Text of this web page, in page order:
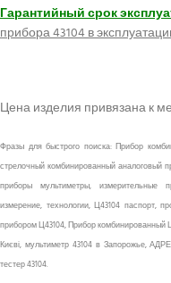
Гарантийный срок
прибора 43104 в
Цена изделия привязана к
Фразы для быстрого поиска: Прибор
стрелочный комбинированный аналоговый
приборы мультиметры, измерительные
измерение, технологии, Ц43104 паспорт,
прибором Ц43104, Прибор комбинированный
Києві, мультиметр 43104 в
тестер 43104.